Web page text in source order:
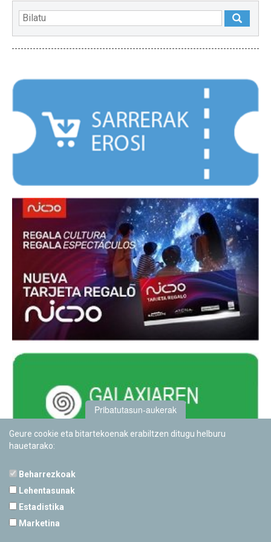
Pribatutasun-aukerak
Geure cookie eta bitartekoenak erabiltzen ditugu helburu
hauetarako:
Beharrezkoak
Lehentasunak
Estadistika
Marketina